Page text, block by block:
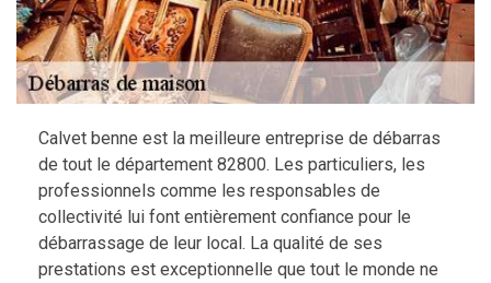
Calvet benne est la meilleure entreprise de débarras
de tout le département 82800. Les particuliers, les
professionnels comme les responsables de
collectivité lui font entièrement confiance pour le
débarrassage de leur local. La qualité de ses
prestations est exceptionnelle que tout le monde ne